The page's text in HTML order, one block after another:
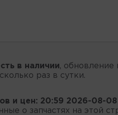
в наличии, обновление
раз в сутки.
и цен: 20:59 2026-08-08
о запчастях на этой